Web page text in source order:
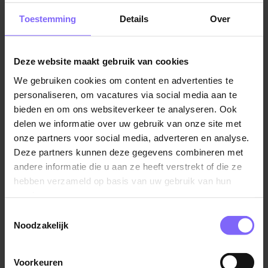
Toestemming Details Over
Deze website maakt gebruik van cookies
We gebruiken cookies om content en advertenties te
personaliseren, om vacatures via social media aan te
bieden en om ons websiteverkeer te analyseren. Ook
delen we informatie over uw gebruik van onze site met
onze partners voor social media, adverteren en analyse.
Deze partners kunnen deze gegevens combineren met
andere informatie die u aan ze heeft verstrekt of die ze
hebben verzameld op basis van uw gebruik van hun
Noodzakelijk
Voorkeuren
Als je in Amstenrade werkt, kun je genieten van een
afwisseling van de drukte van de stad. En de lokale
een ondersteunende werkomgeving.
Vacatures in de buurt van Amstenrade
Een van de opvallende kenmerken van Amstenrade is
de nauwe band met lokale ondernemers. Kleine
ambachtelijke bedrijven, gezellige boetieks en
dienstverlenende organisaties bieden regelmatig
kansen voor werkzoekenden. Of je nu op zoek bent
als vakman, de lokale bedrijvigheid in Amstenrade
verbinding met omliggende dorpen en steden. Bekijk